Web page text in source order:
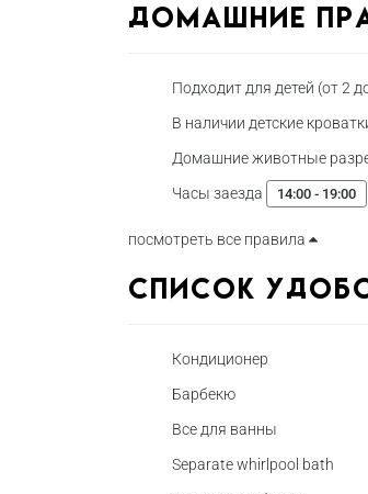
домашние
Подходит для детей (от 2
В наличии детские
Домашние животные
Часы заезда 14:00 - 19:00
посмотреть все правила
Список
Кондиционер
Барбекю
Все для ванны
Separate whirlpool bath